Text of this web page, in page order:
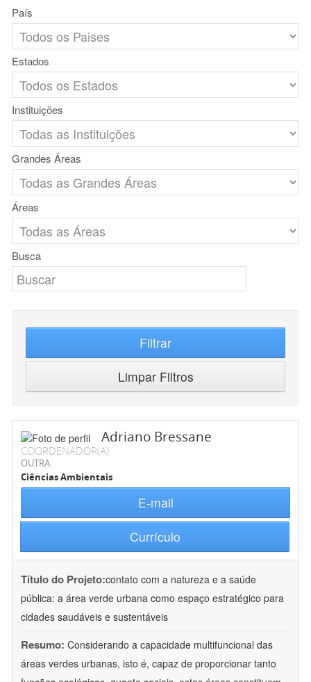
País
Estados
Instituições
Grandes Áreas
Áreas
Busca
Filtrar
Limpar Filtros
Adriano Bressane
COORDENADOR(A)
OUTRA
Ciências Ambientais
E-mail
Currículo
Título do Projeto:contato com a natureza e a saúde
pública: a área verde urbana como espaço estratégico para
cidades saudáveis e sustentáveis
Resumo: Considerando a capacidade multifuncional das
áreas verdes urbanas, isto é, capaz de proporcionar tanto